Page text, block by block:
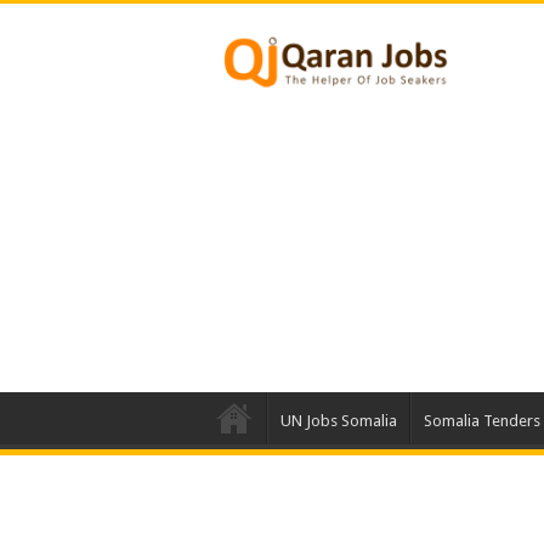
UN Jobs Somalia Somalia Tenders